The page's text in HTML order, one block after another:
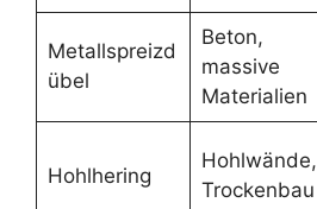
Metallspreizd
übel
Beton,
massive
Materialien
Hohlhering
Hohlwände,
Trockenbau